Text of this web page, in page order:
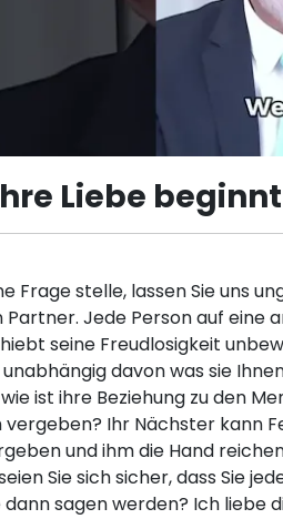
Liebe
Frage stelle, lassen Sie uns
Jede Person auf eine
seine Freudlosigkeit
davon was sie
ist ihre Beziehung zu den
vergeben? Ihr Nächster kann
und ihm die Hand
Sie sich sicher, dass Sie
dann sagen werden? Ich